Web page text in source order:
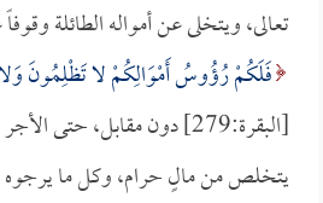
تعالى، ويتخلى عن أمواله الطائلة
فَلَكُمْ رُؤُوسُ أَمْوَالِكُمْ لا تَظْلِمُونَ
[البقرة:279] دون مقابل، حتى
يتخلص من مالٍ حرام، وكل ما يرجوه